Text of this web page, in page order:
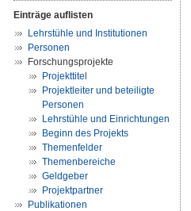
Einträge auflisten
Lehrstühle und Institutionen
Personen
Forschungsprojekte
Projekttitel
Projektleiter und beteiligte
Personen
Lehrstühle und Einrichtungen
Beginn des Projekts
Themenfelder
Themenbereiche
Geldgeber
Projektpartner
Publikationen